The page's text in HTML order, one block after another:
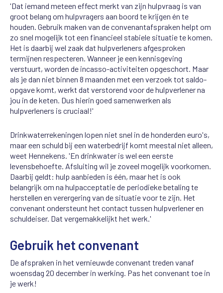
'Dat iemand meteen effect merkt van zijn hulpvraag is van
groot belang om hulpvragers aan boord te krijgen én te
houden. Gebruik maken van de convenantafspraken helpt om
zo snel mogelijk tot een financieel stabiele situatie te komen.
Het is daarbij wel zaak dat hulpverleners afgesproken
termijnen respecteren. Wanneer je een kennisgeving
verstuurt, worden de incasso-activiteiten opgeschort. Maar
als je dan niet binnen 8 maanden met een verzoek tot saldo-
opgave komt, werkt dat verstorend voor de hulpverlener na
jou in de keten. Dus hierin goed samenwerken als
hulpverleners is cruciaal!'
Drinkwaterrekeningen lopen niet snel in de honderden euro's,
maar een schuld bij een waterbedrijf komt meestal niet alleen,
weet Hennekens. 'En drinkwater is wel een eerste
levensbehoefte. Afsluiting wil je zoveel mogelijk voorkomen.
Daarbij geldt: hulp aanbieden is één, maar het is ook
belangrijk om na hulpacceptatie de periodieke betaling te
herstellen en verergering van de situatie voor te zijn. Het
convenant ondersteunt het contact tussen hulpverlener en
schuldeiser. Dat vergemakkelijkt het werk.'
Gebruik het convenant
De afspraken in het vernieuwde convenant treden vanaf
woensdag 20 december in werking. Pas het convenant toe in
je werk!